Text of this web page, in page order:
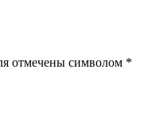
отмечены символом *